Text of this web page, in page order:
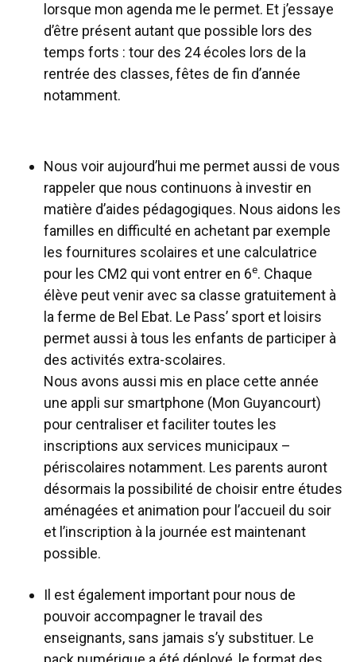
lorsque mon agenda me le permet. Et j’essaye
d’être présent autant que possible lors des
temps forts : tour des 24 écoles lors de la
rentrée des classes, fêtes de fin d’année
notamment.
Nous voir aujourd’hui me permet aussi de vous
rappeler que nous continuons à investir en
matière d’aides pédagogiques. Nous aidons les
familles en difficulté en achetant par exemple
les fournitures scolaires et une calculatrice
pour les CM2 qui vont entrer en 6e. Chaque
élève peut venir avec sa classe gratuitement à
la ferme de Bel Ebat. Le Pass’ sport et loisirs
permet aussi à tous les enfants de participer à
des activités extra-scolaires.
Nous avons aussi mis en place cette année
une appli sur smartphone (Mon Guyancourt)
pour centraliser et faciliter toutes les
inscriptions aux services municipaux –
périscolaires notamment. Les parents auront
désormais la possibilité de choisir entre études
aménagées et animation pour l’accueil du soir
et l’inscription à la journée est maintenant
possible.
Il est également important pour nous de
pouvoir accompagner le travail des
enseignants, sans jamais s’y substituer. Le